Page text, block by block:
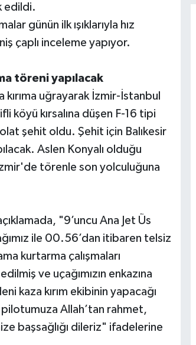
edildi.
günün ilk ışıklarıyla hız
çaplı inceleme yapıyor.
töreni yapılacak
kırıma uğrayarak İzmir-İstanbul
köyü kırsalına düşen F-16 tipi
şehit oldu. Şehit için Balıkesir
Aslen Konyalı olduğu
törenle son yolculuğuna
"9’uncu Ana Jet Üs
ile 00.56’dan itibaren telsiz
kurtarma çalışmaları
ve uçağımızın enkazına
kaza kırım ekibinin yapacağı
Allah’tan rahmet,
başsağlığı dileriz" ifadelerine